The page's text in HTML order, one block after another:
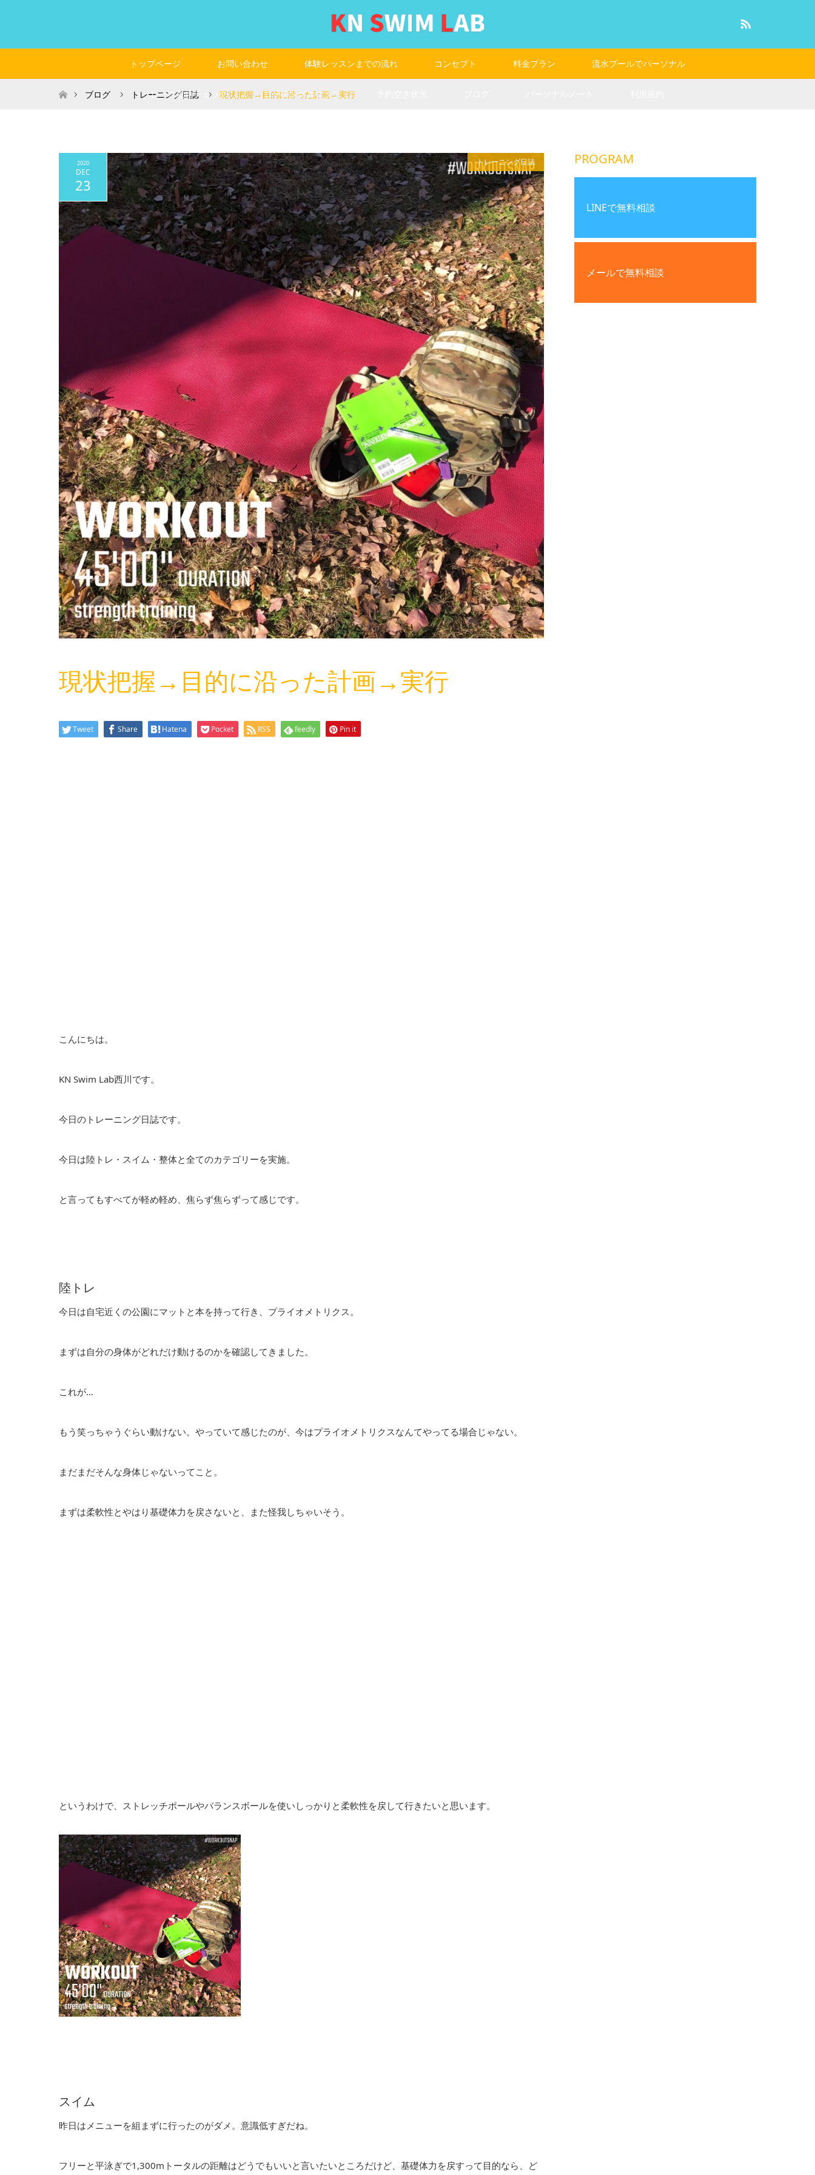
トップページ お問い合わせ 体験レッスンまでの流れ コンセプト 料金プラン 流水プールでパーソナル
レース動画チェック コーチングスタッフ
ホームブログ トレーニング日誌 現状把握→目的に沿った計画→実行
2020
DEC
23
トレーニング日誌
現状把握→目的に沿った計画→実行
Tweet Share Hatena Pocket RSS feedly Pin it
こんにちは。
KN Swim Lab西川です。
今日のトレーニング日誌です。
今日は陸トレ・スイム・整体と全てのカテゴリーを実施。
と言ってもすべてが軽め軽め、焦らず焦らずって感じです。
陸トレ
今日は自宅近くの公園にマットと本を持って行き、プライオメトリクス。
まずは自分の身体がどれだけ動けるのかを確認してきました。
これが…
もう笑っちゃうぐらい動けない。やっていて感じたのが、今はプライオメトリクスなんてやってる場合じゃない。
まだまだそんな身体じゃないってこと。
まずは柔軟性とやはり基礎体力を戻さないと、また怪我しちゃいそう。
というわけで、ストレッチポールやバランスボールを使いしっかりと柔軟性を戻して行きたいと思います。
スイム
昨日はメニューを組まずに行ったのがダメ。意識低すぎだね。
フリーと平泳ぎで1,300mトータルの距離はどうでもいいと言いたいところだけど、基礎体力を戻すって目的なら、ど
PROGRAM
LINEで無料相談
メールで無料相談